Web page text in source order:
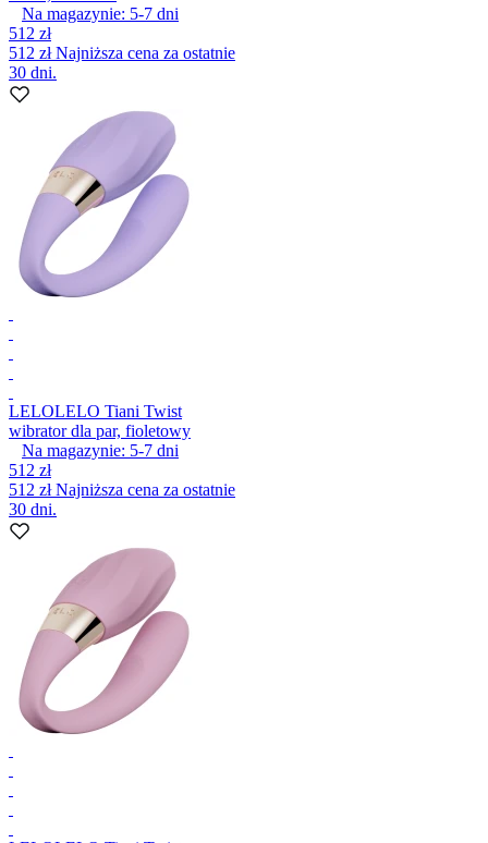
Na magazynie: 5-7 dni
512 zł
512 złNajniższa cena za ostatnie
30 dni.
LELOLELO Tiani Twist
wibrator dla par, fioletowy
Na magazynie: 5-7 dni
512 zł
512 złNajniższa cena za ostatnie
30 dni.